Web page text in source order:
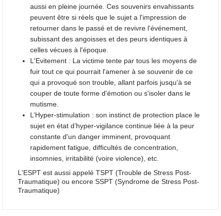
aussi en pleine journée. Ces souvenirs envahissants
peuvent être si réels que le sujet a l'impression de
retourner dans le passé et de revivre l'événement,
subissant des angoisses et des peurs identiques à
celles vécues à l'époque.
L'Evitement : La victime tente par tous les moyens de
fuir tout ce qui pourrait l'amener à se souvenir de ce
qui a provoqué son trouble, allant parfois jusqu'à se
couper de toute forme d'émotion ou s'isoler dans le
mutisme.
L’Hyper-stimulation : son instinct de protection place le
sujet en état d’hyper-vigilance continue liée à la peur
constante d'un danger imminent, provoquant
rapidement fatigue, difficultés de concentration,
insomnies, irritabilité (voire violence), etc.
L'ESPT est aussi appelé TSPT (Trouble de Stress Post-
Traumatique) ou encore SSPT (Syndrome de Stress Post-
Traumatique)